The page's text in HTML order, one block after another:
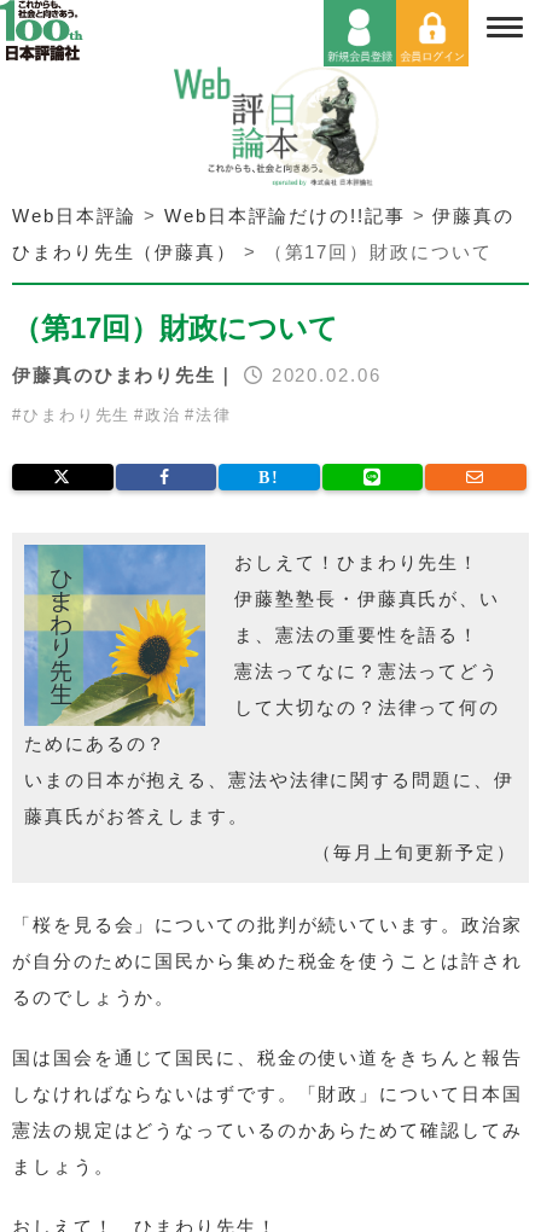
Web日本評論 >Web日本評論だけの!!記事 >伊藤真の
ひまわり先生（伊藤真）
> （第17回）財政について
（第17回）財政について
伊藤真のひまわり先生｜ 2020.02.06
#ひまわり先生 #政治 #法律
おしえて！ひまわり先生！
伊藤塾塾長・伊藤真氏が、い
ま、憲法の重要性を語る！
憲法ってなに？憲法ってどう
して大切なの？法律って何の
ためにあるの？
いまの日本が抱える、憲法や法律に関する問題に、伊
藤真氏がお答えします。
（毎月上旬更新予定）
「桜を見る会」についての批判が続いています。政治家
が自分のために国民から集めた税金を使うことは許され
るのでしょうか。
国は国会を通じて国民に、税金の使い道をきちんと報告
しなければならないはずです。「財政」について日本国
憲法の規定はどうなっているのかあらためて確認してみ
ましょう。
おしえて！ ひまわり先生！